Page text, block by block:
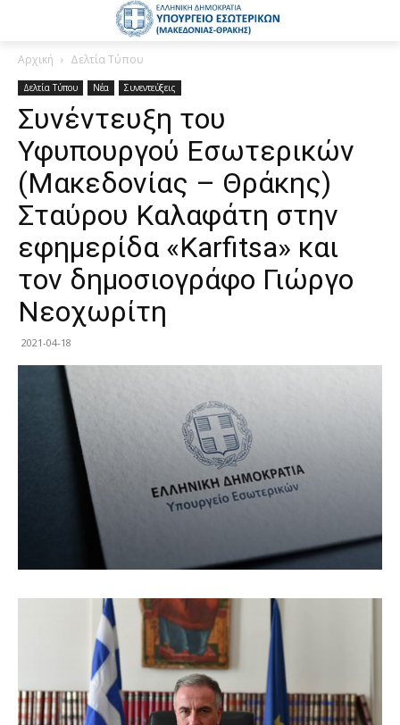
Αρχική Δελτία Τύπου
Δελτία Τύπου Νέα Συνεντεύξεις
Συνέντευξη του
Υφυπουργού Εσωτερικών
(Μακεδονίας – Θράκης)
Σταύρου Καλαφάτη στην
εφημερίδα «Karfitsa» και
τον δημοσιογράφο Γιώργο
Νεοχωρίτη
2021-04-18